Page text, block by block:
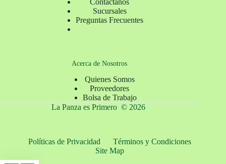
Sucursales
Preguntas Frecuentes
Acerca de Nosotros
Quienes Somos
Proveedores
Bolsa de Trabajo
La Panza es Primero © 2026
Políticas de Privacidad
Términos y Condiciones
Site Map